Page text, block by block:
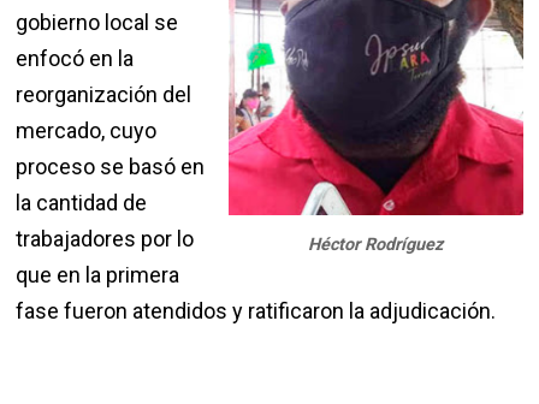
Héctor Rodríguez
gobierno local se
enfocó en la
reorganización del
mercado, cuyo
proceso se basó en
la cantidad de
trabajadores por lo
que en la primera
fase fueron atendidos y ratificaron la adjudicación.